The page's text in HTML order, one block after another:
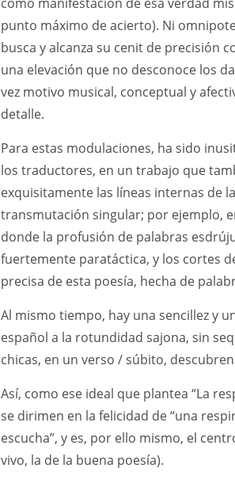
punto máximo de acierto). Ni
busca y alcanza su cenit de precisión
una elevación que no desconoce los
vez motivo musical, conceptual y
detalle.
Para estas modulaciones, ha sido
los traductores, en un trabajo que
exquisitamente las líneas internas de
transmutación singular; por ejemplo,
donde la profusión de palabras
fuertemente paratáctica, y los cortes
precisa de esta poesía, hecha de
Al mismo tiempo, hay una sencillez y
español a la rotundidad sajona, sin
chicas, en un verso / súbito,
Así, como ese ideal que plantea “La
se dirimen en la felicidad de “una
escucha”, y es, por ello mismo, el
vivo, la de la buena poesía).